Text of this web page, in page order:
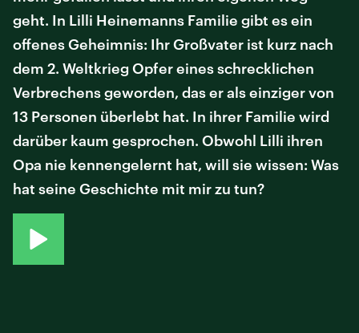
geht. In Lilli Heinemanns Familie gibt es ein
offenes Geheimnis: Ihr Großvater ist kurz nach
dem 2. Weltkrieg Opfer eines schrecklichen
Verbrechens geworden, das er als einziger von
13 Personen überlebt hat. In ihrer Familie wird
darüber kaum gesprochen. Obwohl Lilli ihren
Opa nie kennengelernt hat, will sie wissen: Was
hat seine Geschichte mit mir zu tun?